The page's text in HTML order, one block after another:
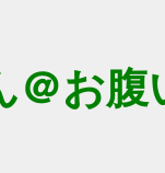
＠お腹